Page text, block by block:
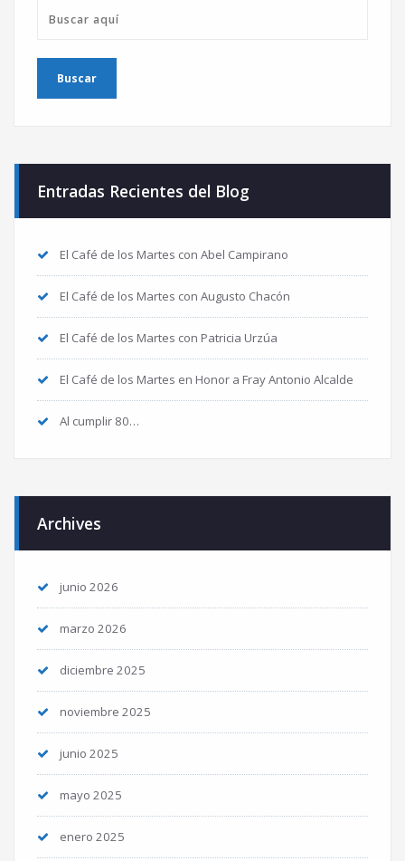
Entradas Recientes del Blog
El Café de los Martes con Abel Campirano
El Café de los Martes con Augusto Chacón
El Café de los Martes con Patricia Urzúa
El Café de los Martes en Honor a Fray Antonio Alcalde
Al cumplir 80…
Archives
junio 2026
marzo 2026
diciembre 2025
noviembre 2025
junio 2025
mayo 2025
enero 2025